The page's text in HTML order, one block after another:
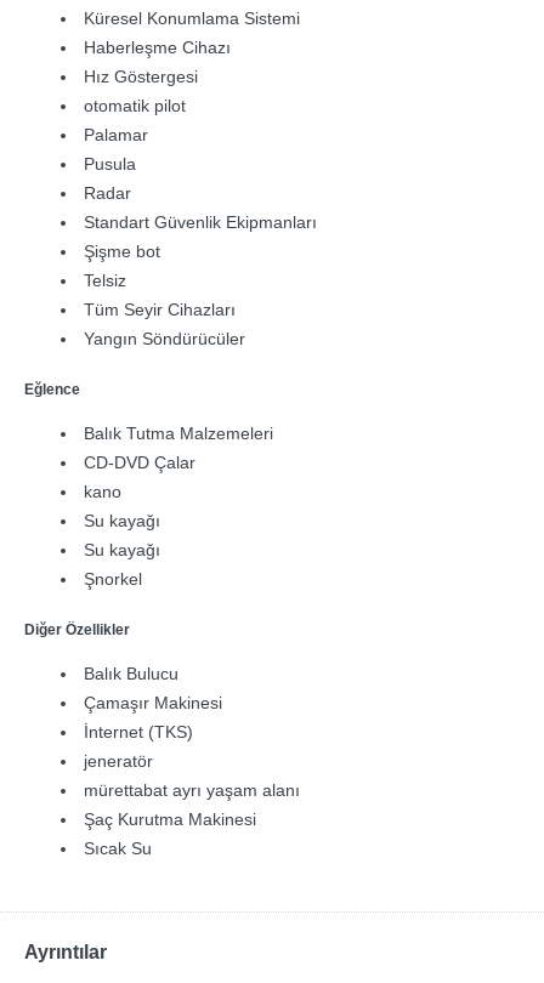
Küresel Konumlama Sistemi
Haberleşme Cihazı
Hız Göstergesi
otomatik pilot
Palamar
Pusula
Radar
Standart Güvenlik Ekipmanları
Şişme bot
Telsiz
Tüm Seyir Cihazları
Yangın Söndürücüler
Eğlence
Balık Tutma Malzemeleri
CD-DVD Çalar
kano
Su kayağı
Su kayağı
Şnorkel
Diğer Özellikler
Balık Bulucu
Çamaşır Makinesi
İnternet (TKS)
jeneratör
mürettabat ayrı yaşam alanı
Şaç Kurutma Makinesi
Sıcak Su
Ayrıntılar